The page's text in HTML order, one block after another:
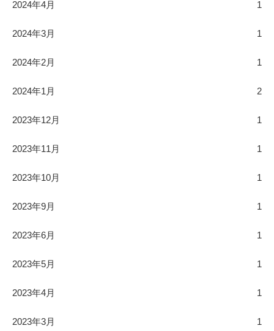
2024年4月 1
2024年3月 1
2024年2月 1
2024年1月 2
2023年12月 1
2023年11月 1
2023年10月 1
2023年9月 1
2023年6月 1
2023年5月 1
2023年4月 1
2023年3月 1